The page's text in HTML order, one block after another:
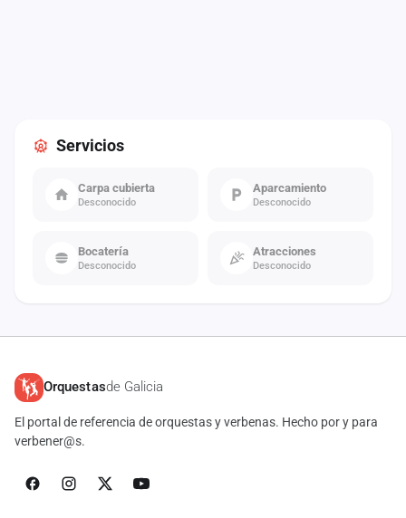
Servicios
Carpa cubierta
Desconocido
Aparcamiento
Desconocido
Bocatería
Desconocido
Atracciones
Desconocido
Orquestasde Galicia
El portal de referencia de orquestas y verbenas. Hecho por y para
verbener@s.